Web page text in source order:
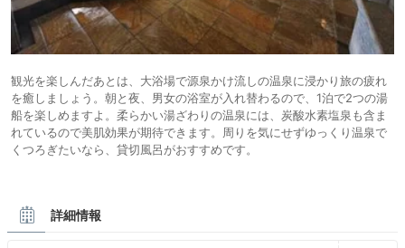
観光を楽しんだあとは、大浴場で源泉かけ流しの温泉に浸かり旅の疲れ
を癒しましょう。朝と夜、男女の浴室が入れ替わるので、1泊で2つの湯
船を楽しめますよ。柔らかい湯ざわりの温泉には、炭酸水素塩泉も含ま
れているので美肌効果が期待できます。周りを気にせずゆっくり温泉で
くつろぎたいなら、貸切風呂がおすすめです。
詳細情報